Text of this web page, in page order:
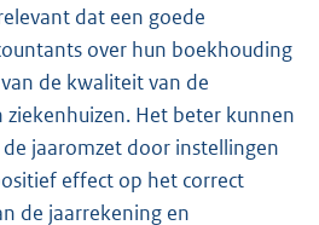
dat een goede
over hun boekhouding
de kwaliteit van de
Het beter kunnen
jaaromzet door instellingen
effect op het correct
de jaarrekening en